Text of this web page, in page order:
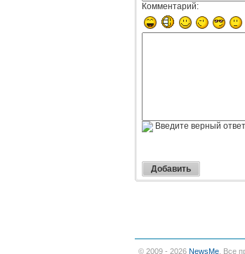
Комментарий:
Введите верный ответ
© 2009 - 2026 NewsMe . Все